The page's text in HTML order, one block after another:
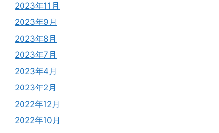
2023年11月
2023年9月
2023年8月
2023年7月
2023年4月
2023年2月
2022年12月
2022年10月